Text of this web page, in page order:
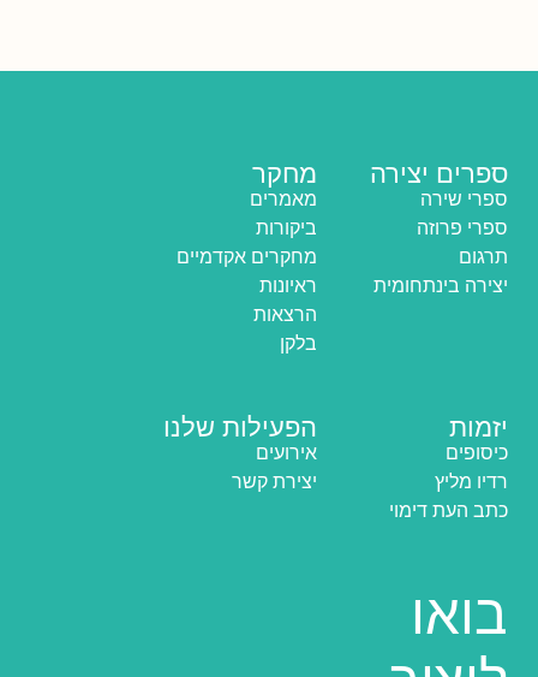
ספרים יצירה
ספרי שירה
ספרי פרוזה
תרגום
יצירה בינתחומית
מחקר
מאמרים
ביקורות
מחקרים אקדמיים
ראיונות
הרצאות
בלקן
יזמות
כיסופים
רדיו מליץ
כתב העת דימוי
הפעילות שלנו
אירועים
יצירת קשר
בואו